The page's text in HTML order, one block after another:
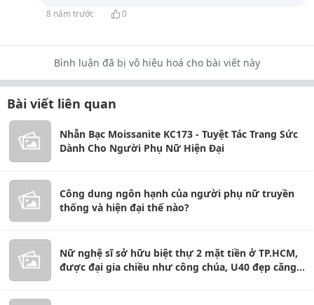
8 năm trước 0
Bình luận đã bị vô hiệu hoá cho bài viết này
Bài viết liên quan
Nhẫn Bạc Moissanite KC173 - Tuyệt Tác Trang Sức
Dành Cho Người Phụ Nữ Hiện Đại
Công dung ngôn hạnh của người phụ nữ truyền
thống và hiện đại thế nào?
Nữ nghệ sĩ sở hữu biệt thự 2 mặt tiền ở TP.HCM,
được đại gia chiều như công chúa, U40 đẹp căng